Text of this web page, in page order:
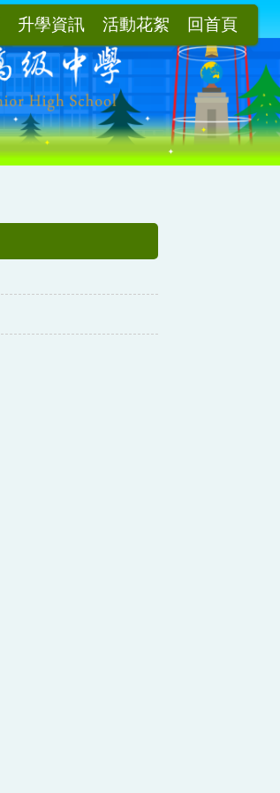
升學資訊 活動花絮 回首頁